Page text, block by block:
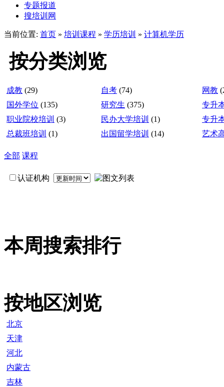
专题报道
搜培训网
当前位置: 首页 » 培训课程 » 学历培训 » 计算机学历
按分类浏览
成教 (29) 自考 (74) 网教
国外学位 (135) 研究生 (375)
专升
职业院校培训 (3) 民办大学培训 (1)
专升
总裁班培训 (1) 出国留学培训 (14) 艺术
全部 课程
认证机构
本周搜索排行
按地区浏览
北京
天津
河北
内蒙古
吉林